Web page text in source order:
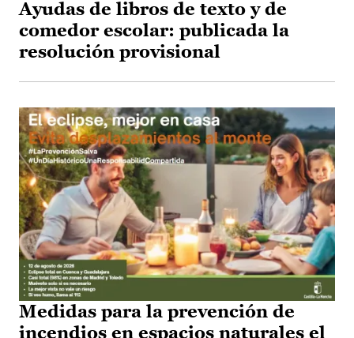
Ayudas de libros de texto y de
comedor escolar: publicada la
resolución provisional
Medidas para la prevención de
incendios en espacios naturales el